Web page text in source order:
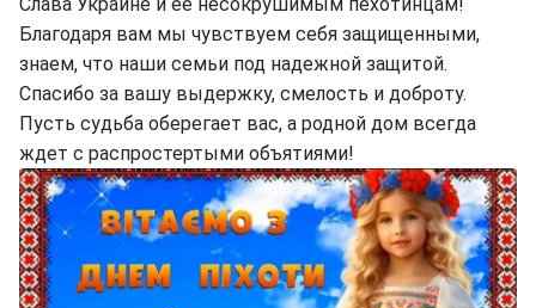
Благодаря вам мы чувствуем себя защищенными,
знаем, что наши семьи под надежной защитой.
Спасибо за вашу выдержку, смелость и доброту.
Пусть судьба оберегает вас, а родной дом всегда
ждет с распростертыми объятиями!